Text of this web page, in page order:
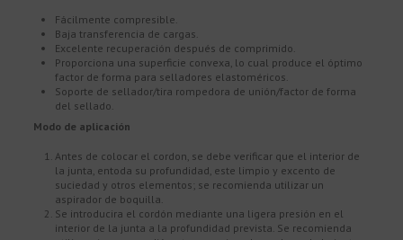
Fácilmente compresible.
Baja transferencia de cargas.
Excelente recuperación después de comprimido.
Proporciona una superficie convexa, lo cual produce el óptimo
factor de forma para selladores elastoméricos.
Soporte de sellador/tira rompedora de unión/factor de forma
del sellado.
Modo de aplicación
Antes de colocar el cordon, se debe verificar que el interior de
la junta, entoda su profundidad, este limpio y excento de
suciedad y otros elementos; se recomienda utilizar un
aspirador de boquilla.
Se introducira el cordón mediante una ligera presión en el
interior de la junta a la profundidad prevista. Se recomienda